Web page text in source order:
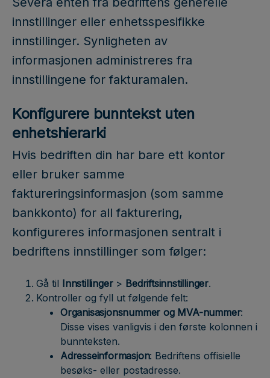
innstillinger eller enhetsspesifikke
innstillinger. Synligheten av
informasjonen administreres fra
innstillingene for fakturamalen.
Konfigurere bunntekst uten
enhetshierarki
Hvis bedriften din har bare ett kontor
eller bruker samme
faktureringsinformasjon (som samme
bankkonto) for all fakturering,
konfigureres informasjonen sentralt i
bedriftens innstillinger som følger:
Gå til Innstillinger > Bedriftsinnstillinger.
Kontroller og fyll ut følgende felt:
Organisasjonsnummer og MVA-nummer:
Disse vises vanligvis i den første kolonnen i
bunnteksten.
Adresseinformasjon: Bedriftens offisielle
besøks- eller postadresse.